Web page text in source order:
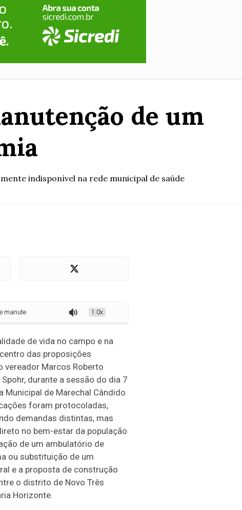
de um
indisponível na rede municipal de saúde
de um ambulatório de ostomia1.0x
de vida no campo e na
das proposições
vereador Marcos Roberto
durante a sessão do dia 7
Municipal de Marechal Cândido
foram protocoladas,
demandas distintas, mas
no bem-estar da população
de um ambulatório de
ou substituição de um
e a proposta de construção
o distrito de Novo Três
Horizonte.